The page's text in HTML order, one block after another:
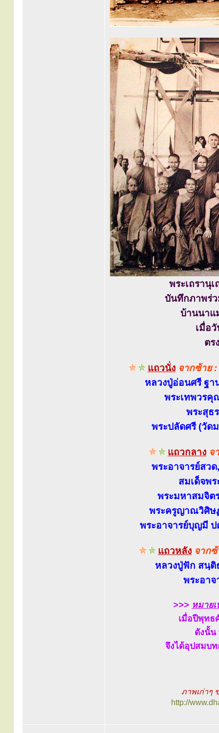
พระเถรานุ
บันทึกภาพร่
บ้านนาแ
เมื่อ
ตร
แถวนั่ง จากซ้าย :
หลวงปู่อ่อนศรี ฐา
พระเทพวรคุ
พระสุธ
พระปลัดศรี (วัด
แถวกลาง จ
พระอาจารย์สว
สมเด็จพ
พระมหาสมจิต
พระครูญาณวิศิษ
พระอาจารย์บุญมี
แถวหลัง จาก
หลวงปู่ฟัก สนฺติ
พระอา
>>> หมาย
เมื่อปีพุทธ
ดังนั้น
จึงได้อุปสมบท
ภาพเก่าๆ
http://